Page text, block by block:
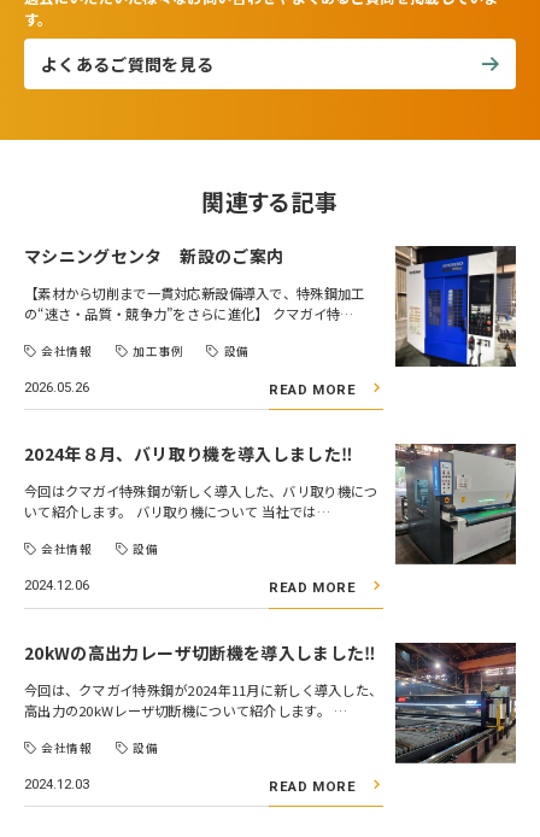
す。
よくあるご質問を見る
関連する記事
マシニングセンタ 新設のご案内
【素材から切削まで一貫対応――新設備導入で、特殊鋼加工
の“速さ・品質・競争力”をさらに進化】 クマガイ特…
会社情報 加工事例 設備
2026.05.26 READ MORE
2024年８月、バリ取り機を導入しました‼
今回はクマガイ特殊鋼が新しく導入した、バリ取り機につ
いて紹介します。 バリ取り機について 当社では…
会社情報 設備
2024.12.06 READ MORE
20kWの高出力レーザ切断機を導入しました‼
今回は、クマガイ特殊鋼が2024年11月に新しく導入した、
高出力の20kWレーザ切断機について紹介します。 …
会社情報 設備
2024.12.03 READ MORE